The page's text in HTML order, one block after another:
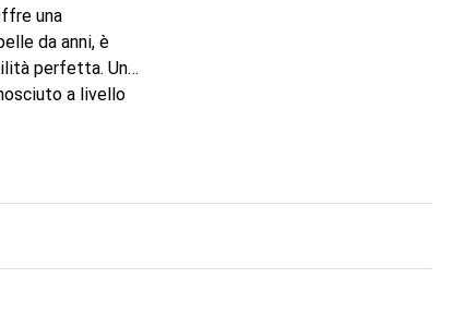
una
da anni, è
perfetta. Un
a livello